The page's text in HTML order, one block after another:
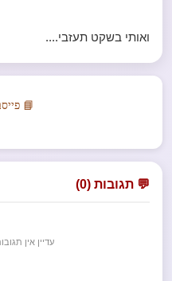
ואותי בשקט תעזבי....
📘
💬 תגובות (0)
עדיין אין